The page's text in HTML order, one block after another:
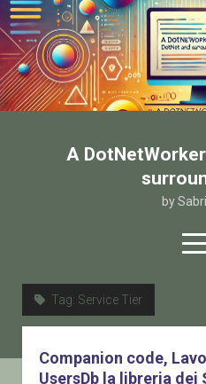
A
by
Chi
Tag: Service Tier
Companion code,
UsersDb la libreria dei